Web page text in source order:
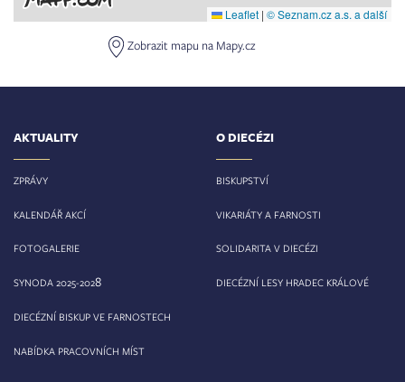
Leaflet | © Seznam.cz a.s. a další
Zobrazit mapu na Mapy.cz
AKTUALITY
ZPRÁVY
KALENDÁŘ AKCÍ
FOTOGALERIE
SYNODA 2025-2028
DIECÉZNÍ BISKUP VE FARNOSTECH
NABÍDKA PRACOVNÍCH MÍST
O DIECÉZI
BISKUPSTVÍ
VIKARIÁTY A FARNOSTI
SOLIDARITA V DIECÉZI
DIECÉZNÍ LESY HRADEC KRÁLOVÉ